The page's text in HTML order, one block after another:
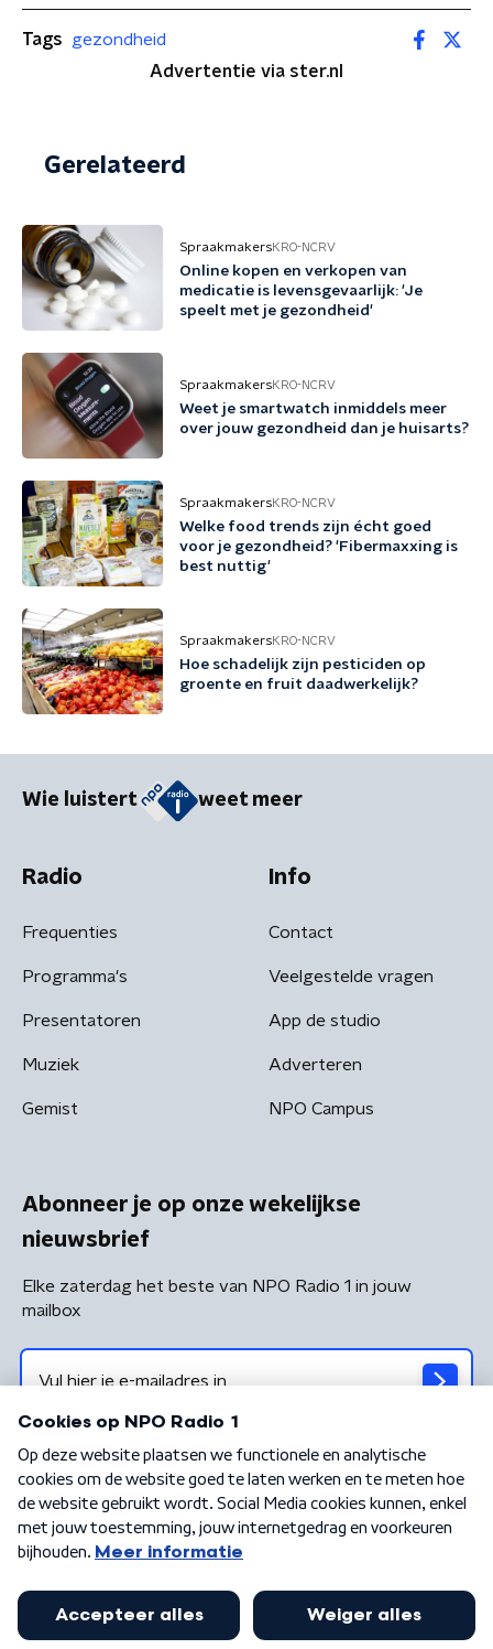
Tags
gezondheid
Advertentie via ster.nl
Gerelateerd
SpraakmakersKRO-NCRV
Online kopen en verkopen van
medicatie is levensgevaarlijk: 'Je
speelt met je gezondheid'
SpraakmakersKRO-NCRV
Weet je smartwatch inmiddels meer
over jouw gezondheid dan je huisarts?
SpraakmakersKRO-NCRV
Welke food trends zijn écht goed
voor je gezondheid? 'Fibermaxxing is
best nuttig'
SpraakmakersKRO-NCRV
Hoe schadelijk zijn pesticiden op
groente en fruit daadwerkelijk?
Wie luistert weet meer
Radio
Frequenties
Programma's
Presentatoren
Muziek
Gemist
Info
Contact
Veelgestelde vragen
App de studio
Adverteren
NPO Campus
Abonneer je op onze wekelijkse
nieuwsbrief
Elke zaterdag het beste van NPO Radio 1 in jouw
mailbox
Algemene voorwaarden